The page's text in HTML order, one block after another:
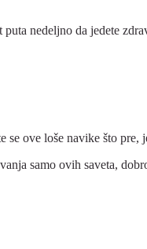
nedeljno da jedete
ove loše navike što
samo ovih saveta,